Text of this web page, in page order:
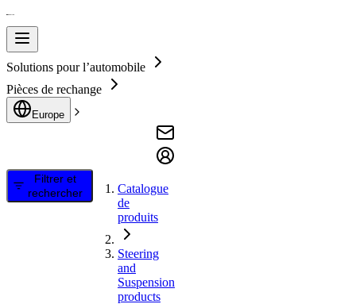
Solutions pour l’automobile
Pièces de rechange
Europe
Filtrer et
rechercher
Catalogue
de
produits
Steering
and
Suspension
products